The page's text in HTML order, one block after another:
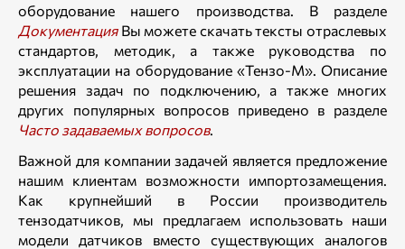
оборудование нашего производства. В разделе
ДокументацияВы можете скачать тексты отраслевых
стандартов, методик, а также руководства по
эксплуатации на оборудование «Тензо-М». Описание
решения задач по подключению, а также многих
других популярных вопросов приведено в разделе
Часто задаваемых вопросов.
Важной для компании задачей является предложение
нашим клиентам возможности импортозамещения.
Как крупнейший в России производитель
тензодатчиков, мы предлагаем использовать наши
модели датчиков вместо существующих аналогов